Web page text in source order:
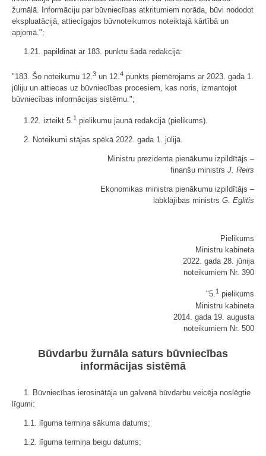
žurnālā. Informāciju par būvniecības atkritumiem norāda, būvi nododot
ekspluatācijā, attiecīgajos būvnoteikumos noteiktajā kārtībā un
apjomā.";
1.21. papildināt ar 183. punktu šādā redakcijā:
"183. Šo noteikumu 12. 3 un 12. 4 punkts piemērojams ar 2023. gada 1.
jūliju un attiecas uz būvniecības procesiem, kas noris, izmantojot
būvniecības informācijas sistēmu.";
1.22. izteikt 5.1 pielikumu jaunā redakcijā (​pielikums).
2. Noteikumi stājas spēkā 2022. gada 1. jūlijā.
Ministru prezidenta pienākumu izpildītājs ‒
finanšu ministrs J. Reirs
Ekonomikas ministra pienākumu izpildītājs ‒
labklājības ministrs G. Eglītis
Pielikums
Ministru kabineta
2022. gada 28. jūnija
noteikumiem Nr. 390
"5.1 pielikums
Ministru kabineta
2014. gada 19. augusta
noteikumiem Nr. 500
Būvdarbu žurnāla saturs būvniecības
informācijas sistēmā
1. Būvniecības ierosinātāja un galvenā būvdarbu veicēja noslēgtie
līgumi:
1.1. līguma termiņa sākuma datums;
1.2. līguma termiņa beigu datums;